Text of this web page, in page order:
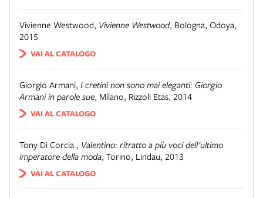
Vivienne Westwood, Vivienne Westwood, Bologna, Odoya,
2015
VAI AL CATALOGO
Giorgio Armani, I cretini non sono mai eleganti: Giorgio
Armani in parole sue, Milano, Rizzoli Etas, 2014
VAI AL CATALOGO
Tony Di Corcia , Valentino: ritratto a più voci dell'ultimo
imperatore della moda, Torino, Lindau, 2013
VAI AL CATALOGO